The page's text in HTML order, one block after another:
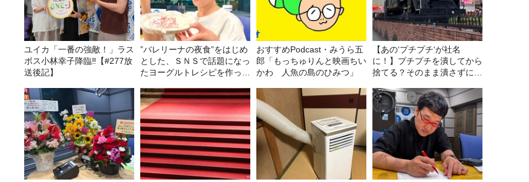
ユイカ「一番の強敵！」ラス
ボス小林幸子降臨‼【#277放
送後記】
”バレリーナの夜食”をはじめ
とした、ＳＮＳで話題になっ
たヨーグルトレシピを作って
おすすめPodcast・みうら五
郎「もっちゅりんと映画ちい
かわ 人魚の島のひみつ」
【あの‘プチプチ‘が社名
に！】プチプチを潰してから
捨てる？そのまま潰さずに捨